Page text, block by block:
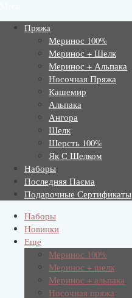
Пряжа
Меринос 100%
Меринос + Шелк
Меринос + Альпака
Носочная Пряжа
Кашемир
Альпака
Ангора
Шелк
Шерсть 100%
Як С Шелком
Наборы
Последняя Пасма
Подарочные Сертификаты
Наборы
Новинки
Еще
Меринос 100%
Меринос + шелк
Меринос + альпака
Носочная пряжа